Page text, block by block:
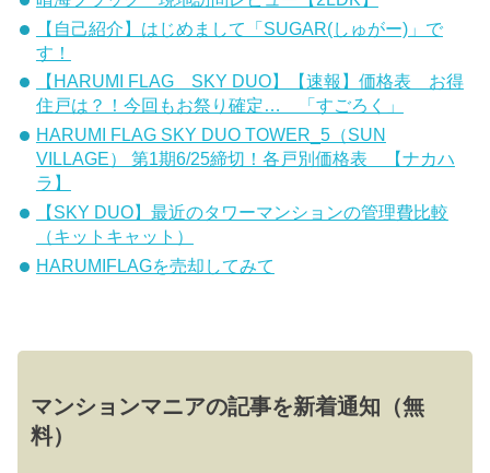
【自己紹介】はじめまして「SUGAR(しゅがー)」で
す！
【HARUMI FLAG SKY DUO】【速報】価格表 お得
住戸は？！今回もお祭り確定… 「すごろく」
HARUMI FLAG SKY DUO TOWER_5（SUN
VILLAGE） 第1期6/25締切！各戸別価格表 【ナカハ
ラ】
【SKY DUO】最近のタワーマンションの管理費比較
（キットキャット）
HARUMIFLAGを売却してみて
マンションマニアの記事を新着通知（無
料）